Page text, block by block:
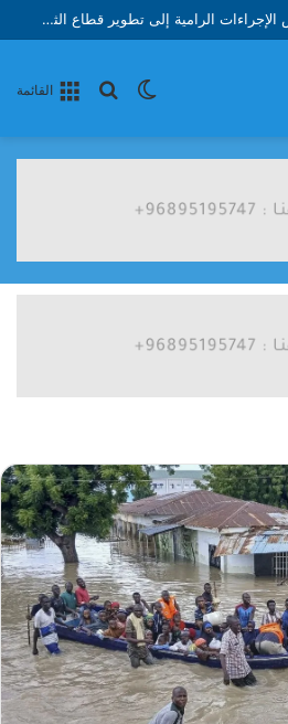
الرئيس الأوزبكي يستعرض الإجراءات الرامية إلى تطوير قطاع الثروة الحيوانية والدواجن
القائمة
بحث الوضع